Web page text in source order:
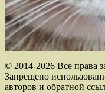
© 2014-2026 Все права
Запрещено
авторов и обратной